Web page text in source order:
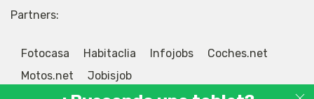
Partners:
Fotocasa Habitaclia Infojobs
Coches.net
Motos.net
Jobisjob